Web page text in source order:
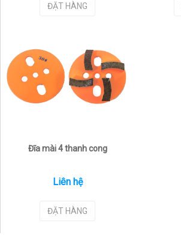
ĐẶT HÀNG
Đĩa mài 4 thanh cong
Liên hệ
ĐẶT HÀNG